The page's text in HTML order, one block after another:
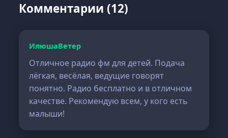
Комментарии (12)
ИлюшаВетер
Отличное радио фм для детей. Подача
лёгкая, весёлая, ведущие говорят
понятно. Радио бесплатно и в отличном
качестве. Рекомендую всем, у кого есть
малыши!